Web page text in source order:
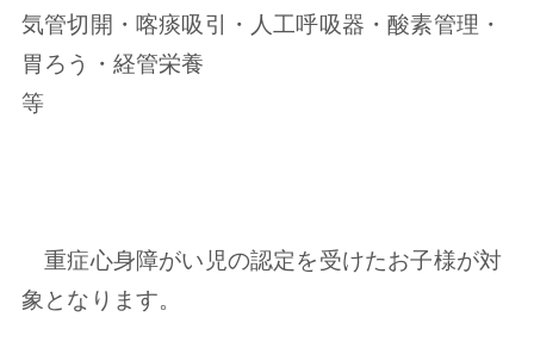
気管切開・喀痰吸引・人工呼吸器・酸素管理・
胃ろう・経管栄養
等
重症心身障がい児の認定を受けたお子様が対
象となります。